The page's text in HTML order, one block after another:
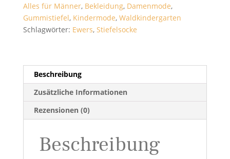
Alles für Männer, Bekleidung, Damenmode,
Gummistiefel, Kindermode, Waldkindergarten
Schlagwörter: Ewers, Stiefelsocke
Beschreibung
Zusätzliche Informationen
Rezensionen (0)
Beschreibung